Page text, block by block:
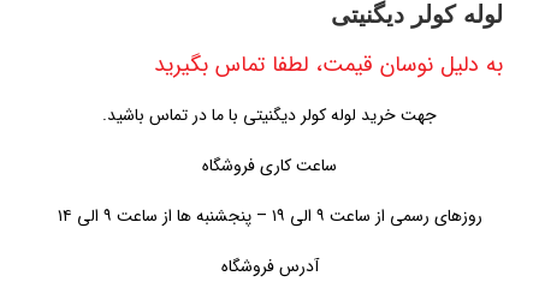
لوله کولر دیگنیتی
به دلیل نوسان قیمت، لطفا تماس بگیرید
جهت خرید لوله کولر دیگنیتی با ما در تماس باشید.
ساعت کاری فروشگاه
روزهای رسمی از ساعت ۹ الی ۱۹ – پنجشنبه ها از ساعت ۹ الی ۱۴
آدرس فروشگاه